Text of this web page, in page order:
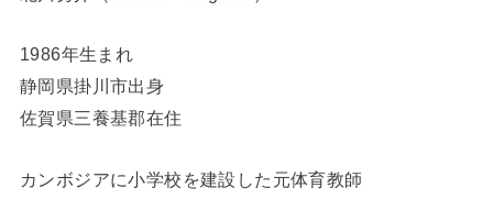
1986年生まれ
静岡県掛川市出身
佐賀県三養基郡在住
カンボジアに小学校を建設した元体育教師